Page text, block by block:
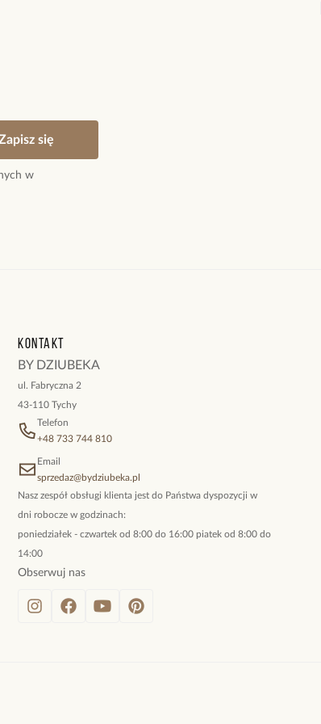
się
w
Kontakt
BY DZIUBEKA
ul. Fabryczna 2
43-110 Tychy
Telefon
+48 733 744 810
Email
sprzedaz@bydziubeka.pl
Nasz zespół obsługi klienta jest do Państwa dyspozycji w
dni robocze w godzinach:
poniedziałek - czwartek od 8:00 do 16:00 piatek od 8:00 do
14:00
Obserwuj nas